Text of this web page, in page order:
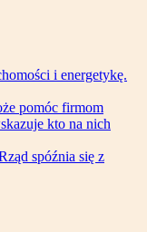
i energetykę.
pomóc firmom
kto na nich
spóźnia się z